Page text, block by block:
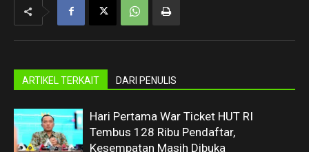
ARTIKEL TERKAIT DARI PENULIS
Hari Pertama War Ticket HUT RI
Tembus 128 Ribu Pendaftar,
Kesempatan Masih Dibuka